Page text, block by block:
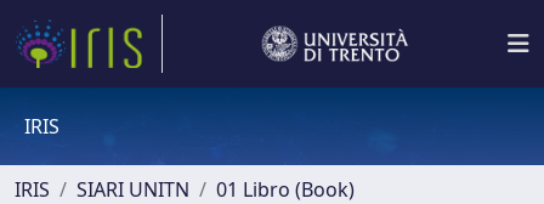
IRIS
IRIS SIARI UNITN
01 Libro (Book)